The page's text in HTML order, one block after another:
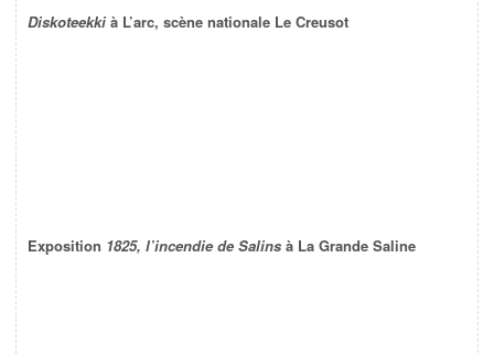
Diskoteekki à L’arc, scène nationale Le Creusot
Exposition 1825, l’incendie de Salins à La Grande Saline